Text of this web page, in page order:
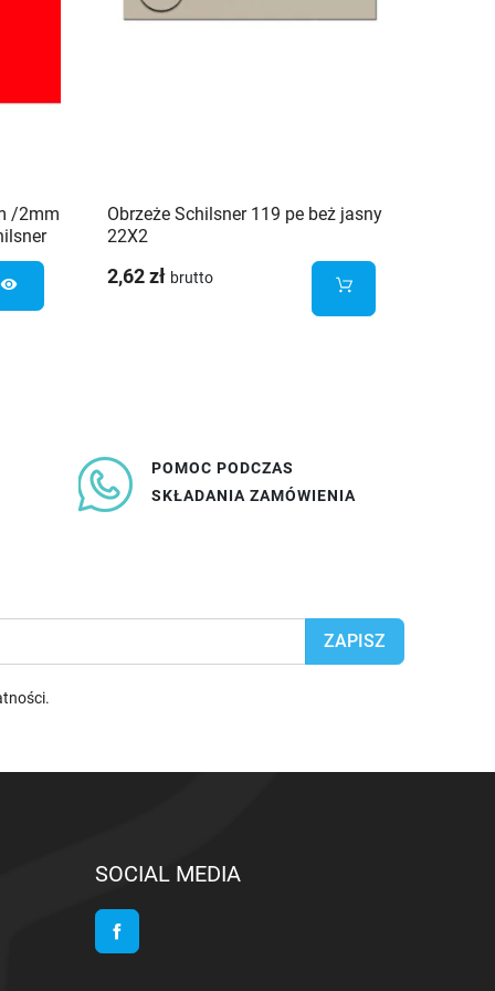
/2mm
visibility
Obrzeże Schilsner 119 pe beż jasny
22X2
2,62 zł brutto
POMOC PODCZAS
SKŁADANIA ZAMÓWIENIA
.
SOCIAL MEDIA
Facebook